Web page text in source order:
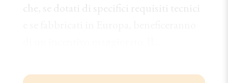
che, se dotati di specifici requisiti tecnici